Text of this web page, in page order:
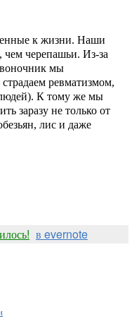
к жизни. Наши
чем черепашьи. Из-за
мы
ревматизмом,
К тому же мы
заразу не только от
лис и даже
в evernote